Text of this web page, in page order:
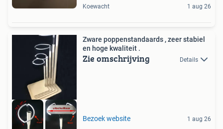
Koewacht 1 aug 26
Zware poppenstandaards , zeer stabiel
en hoge kwaliteit .
Zie omschrijving Details
Bezoek website 1 aug 26